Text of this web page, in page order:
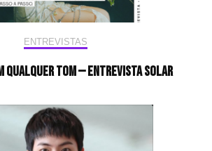
ENTREVISTAS
qualquer tom — Entrevista Solar